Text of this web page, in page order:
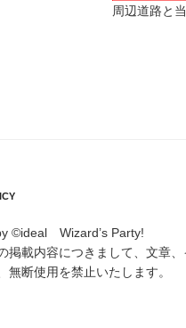
周辺道路と
©ideal Wizard’s Party!
掲載内容につきまして、文章
無断使用を禁止いたします。